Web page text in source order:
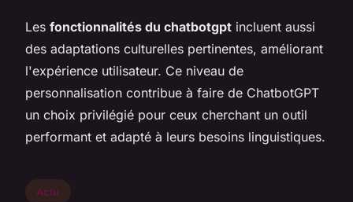
Les fonctionnalités du chatbotgpt incluent aussi
des adaptations culturelles pertinentes, améliorant
l'expérience utilisateur. Ce niveau de
personnalisation contribue à faire de ChatbotGPT
un choix privilégié pour ceux cherchant un outil
performant et adapté à leurs besoins linguistiques.
Actu